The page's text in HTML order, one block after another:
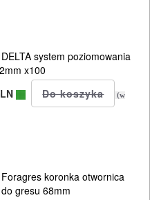
system poziomowania
x100
(w
koronka otwornica
gresu 68mm